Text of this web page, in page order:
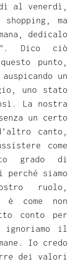
al venerdì,
ma
dedicalo
Dico ciò
punto,
un
uno stato
La nostra
un certo
canto,
come
grado di
siamo
ruolo,
è come non
conto per
ignoriamo il
Io credo
dei valori